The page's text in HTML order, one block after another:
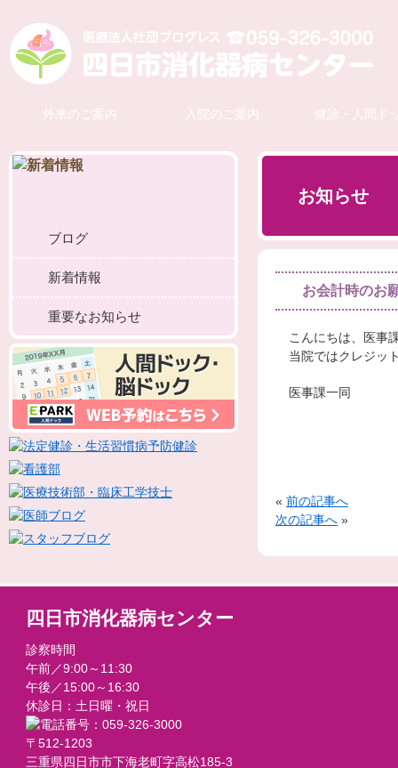
外来のご案内 入院のご案内 健診・人間ド
お知らせ
お会計時のお
こんにちは、医事
当院ではクレジッ
医事課一同
« 前の記事へ
次の記事へ »
ブログ
新着情報
重要なお知らせ
四日市消化器病センター
診察時間
午前／9:00～11:30
午後／15:00～16:30
休診日：土日曜・祝日
〒512-1203
三重県四日市市下海老町字高松185-3